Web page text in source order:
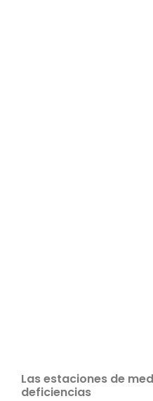
Las estaciones de
deficiencias